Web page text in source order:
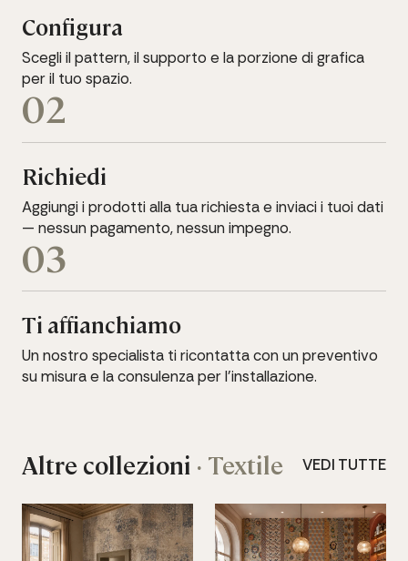
Configura
Scegli il pattern, il supporto e la porzione di grafica
per il tuo spazio.
02
Richiedi
Aggiungi i prodotti alla tua richiesta e inviaci i tuoi dati
— nessun pagamento, nessun impegno.
03
Ti affianchiamo
Un nostro specialista ti ricontatta con un preventivo
su misura e la consulenza per l'installazione.
Altre collezioni · Textile VEDI TUTTE